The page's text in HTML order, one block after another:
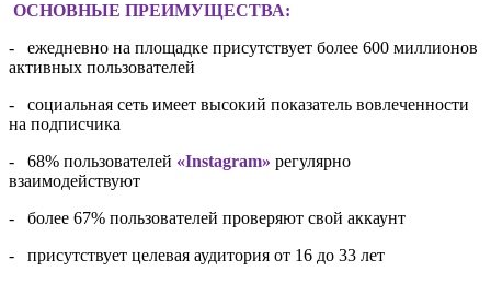
ОСНОВНЫЕ ПРЕИМУЩЕСТВА:
- ежедневно на площадке присутствует более 600 миллионов
активных пользователей
- социальная сеть имеет высокий показатель вовлеченности
на подписчика
- 68% пользователей «Instagram» регулярно
взаимодействуют
- более 67% пользователей проверяют свой аккаунт
- присутствует целевая аудитория от 16 до 33 лет